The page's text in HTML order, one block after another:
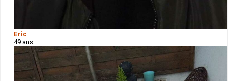
Eric
49 ans